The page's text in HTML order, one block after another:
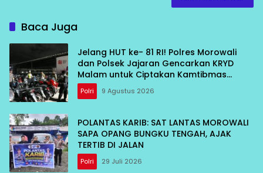
Baca Juga
Jelang HUT ke- 81 RI! Polres Morowali
dan Polsek Jajaran Gencarkan KRYD
Malam untuk Ciptakan Kamtibmas
Kondusif
Polri 9 Agustus 2026
POLANTAS KARIB: SAT LANTAS MOROWALI
SAPA OPANG BUNGKU TENGAH, AJAK
TERTIB DI JALAN
Polri 29 Juli 2026